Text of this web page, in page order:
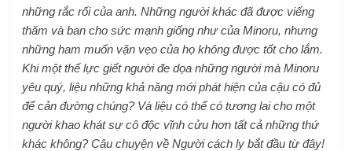
những rắc rối của anh. Những người khác đã được viếng
thăm và ban cho sức mạnh giống như của Minoru, nhưng
những ham muốn vặn vẹo của họ không được tốt cho lắm.
Khi một thế lực giết người đe dọa những người mà Minoru
yêu quý, liệu những khả năng mới phát hiện của cậu có đủ
để cản đường chúng? Và liệu có thể có tương lai cho một
người khao khát sự cô độc vĩnh cửu hơn tất cả những thứ
khác không? Câu chuyện về Người cách ly bắt đầu từ đây!